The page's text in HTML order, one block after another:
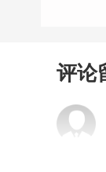
评论